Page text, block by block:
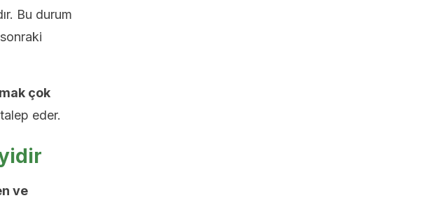
Bu durum
çok
eder.
ve